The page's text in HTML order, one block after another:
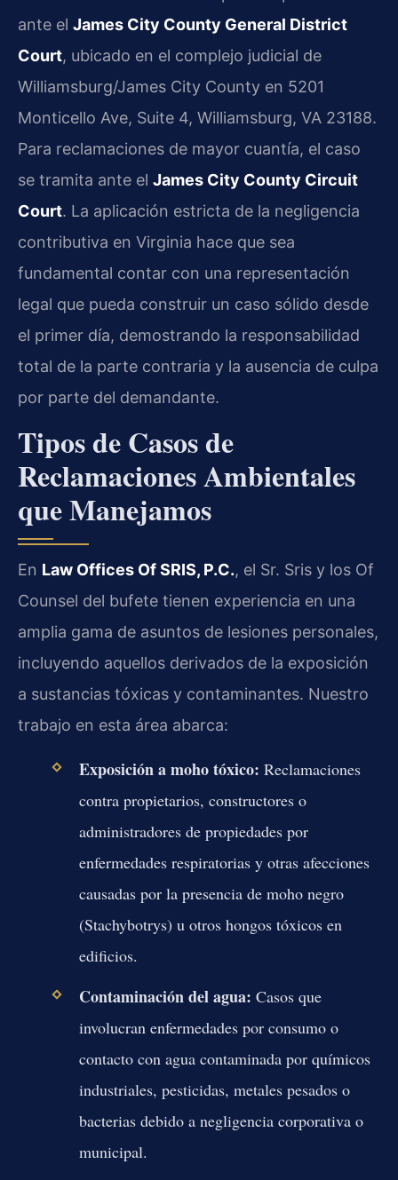
ante el James City County General District
Court, ubicado en el complejo judicial de
Williamsburg/James City County en 5201
Monticello Ave, Suite 4, Williamsburg, VA 23188.
Para reclamaciones de mayor cuantía, el caso
se tramita ante el James City County Circuit
Court. La aplicación estricta de la negligencia
contributiva en Virginia hace que sea
fundamental contar con una representación
legal que pueda construir un caso sólido desde
el primer día, demostrando la responsabilidad
total de la parte contraria y la ausencia de culpa
por parte del demandante.
Tipos de Casos de
Reclamaciones Ambientales
que Manejamos
En Law Offices Of SRIS, P.C., el Sr. Sris y los Of
Counsel del bufete tienen experiencia en una
amplia gama de asuntos de lesiones personales,
incluyendo aquellos derivados de la exposición
a sustancias tóxicas y contaminantes. Nuestro
trabajo en esta área abarca:
Exposición a moho tóxico: Reclamaciones
contra propietarios, constructores o
administradores de propiedades por
enfermedades respiratorias y otras afecciones
causadas por la presencia de moho negro
(Stachybotrys) u otros hongos tóxicos en
edificios.
Contaminación del agua: Casos que
involucran enfermedades por consumo o
contacto con agua contaminada por químicos
industriales, pesticidas, metales pesados o
bacterias debido a negligencia corporativa o
municipal.